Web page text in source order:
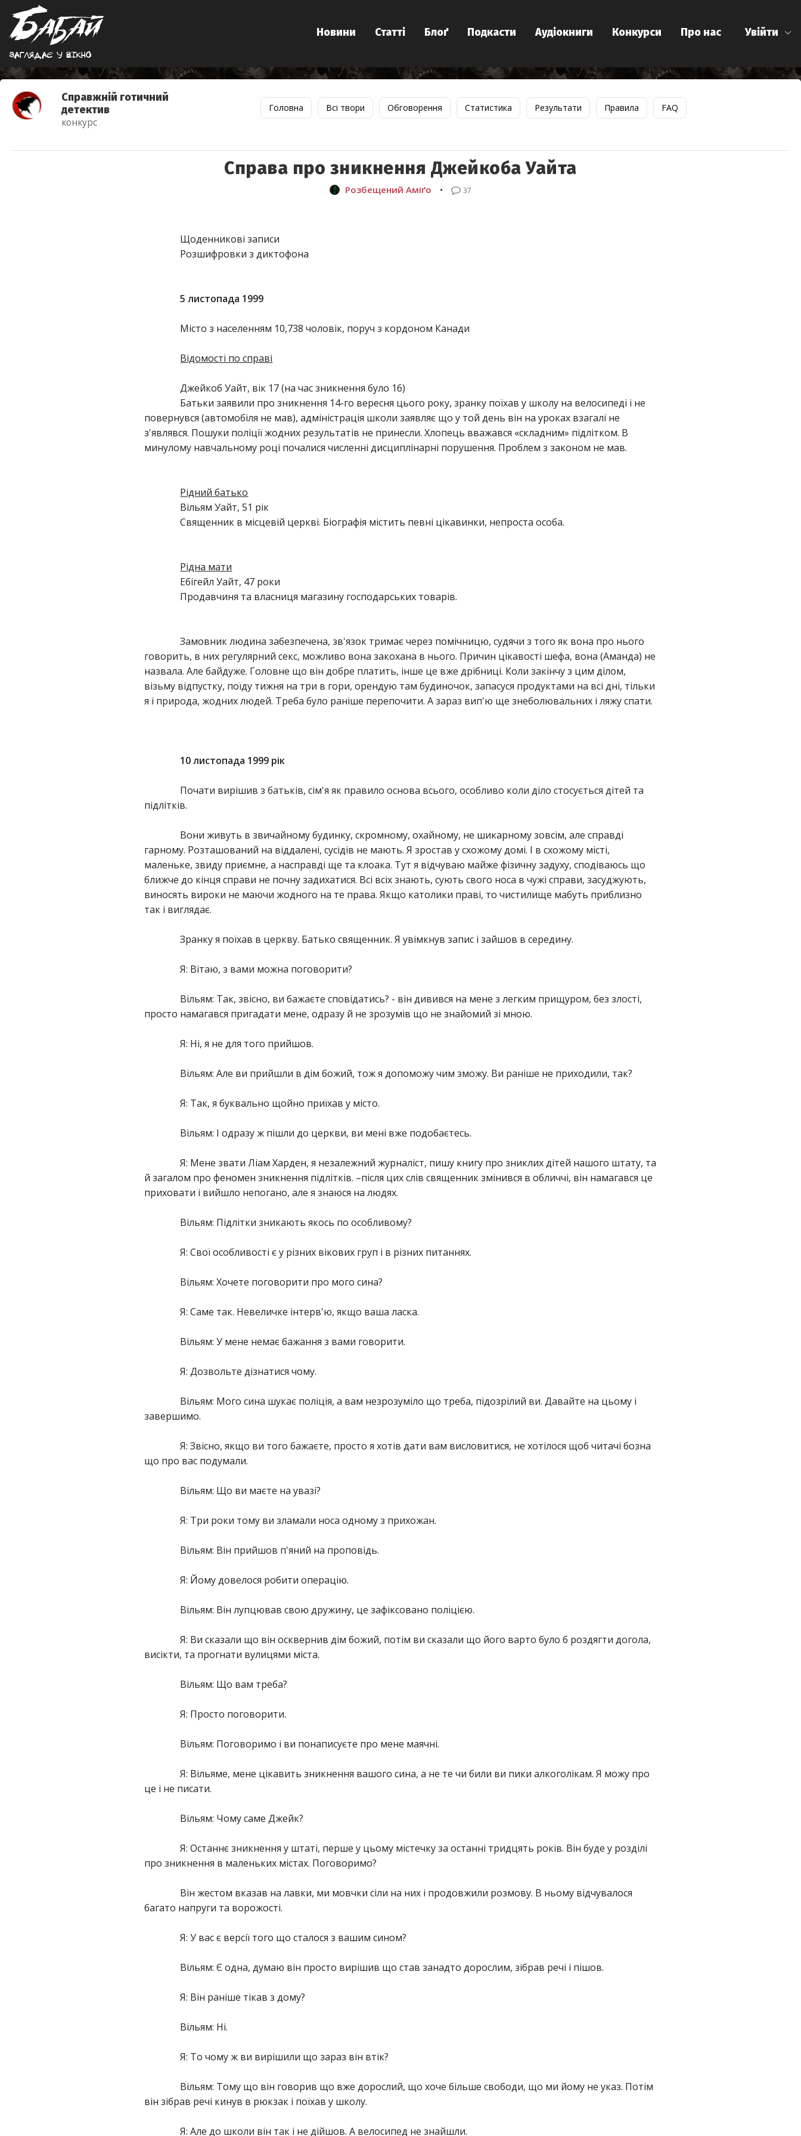
Заглядає у вiкно
Увійти
Новини Статті Блоґ Подкасти Аудіокниги Конкурси Про нас
Справжній готичний
детектив
конкурс
Головна Всі твори Обговорення Статистика Результати Правила FAQ
Справа про зникнення Джейкоба Уайта
Розбещений Аміґо • 37
Щоденникові записи
Розшифровки з диктофона
5 листопада 1999
Місто з населенням 10,738 чоловік, поруч з кордоном Канади
Відомості по справі
Джейкоб Уайт, вік 17 (на час зникнення було 16)
Батьки заявили про зникнення 14-го вересня цього року, зранку поїхав у школу на велосипеді і не
повернувся (автомобіля не мав), адміністрація школи заявляє що у той день він на уроках взагалі не
з'являвся. Пошуки поліції жодних результатів не принесли. Хлопець вважався «складним» підлітком. В
минулому навчальному році почалися численні дисциплінарні порушення. Проблем з законом не мав.
Рідний батько
Вільям Уайт, 51 рік
Священник в місцевій церкві. Біографія містить певні цікавинки, непроста особа.
Рідна мати
Ебігейл Уайт, 47 роки
Продавчиня та власниця магазину господарських товарів.
Замовник людина забезпечена, зв'язок тримає через помічницю, судячи з того як вона про нього
говорить, в них регулярний секс, можливо вона закохана в нього. Причин цікавості шефа, вона (Аманда) не
назвала. Але байдуже. Головне що він добре платить, інше це вже дрібниці. Коли закінчу з цим ділом,
візьму відпустку, поїду тижня на три в гори, орендую там будиночок, запасуся продуктами на всі дні, тільки
я і природа, жодних людей. Треба було раніше перепочити. А зараз вип'ю ще знеболювальних і ляжу спати.
10 листопада 1999 рік
Почати вирішив з батьків, сім'я як правило основа всього, особливо коли діло стосується дітей та
підлітків.
Вони живуть в звичайному будинку, скромному, охайному, не шикарному зовсім, але справді
гарному. Розташований на віддалені, сусідів не мають. Я зростав у схожому домі. І в схожому місті,
маленьке, звиду приємне, а насправді ще та клоака. Тут я відчуваю майже фізичну задуху, сподіваюсь що
ближче до кінця справи не почну задихатися. Всі всіх знають, сують свого носа в чужі справи, засуджують,
виносять вироки не маючи жодного на те права. Якщо католики праві, то чистилище мабуть приблизно
так і виглядає.
Зранку я поїхав в церкву. Батько священник. Я увімкнув запис і зайшов в середину.
Я: Вітаю, з вами можна поговорити?
Вільям: Так, звісно, ви бажаєте сповідатись? - він дивився на мене з легким прищуром, без злості,
просто намагався пригадати мене, одразу й не зрозумів що не знайомий зі мною.
Я: Ні, я не для того прийшов.
Вільям: Але ви прийшли в дім божий, тож я допоможу чим зможу. Ви раніше не приходили, так?
Я: Так, я буквально щойно приїхав у місто.
Вільям: І одразу ж пішли до церкви, ви мені вже подобаєтесь.
Я: Мене звати Ліам Харден, я незалежний журналіст, пишу книгу про зниклих дітей нашого штату, та
й загалом про феномен зникнення підлітків. –після цих слів священник змінився в обличчі, він намагався це
приховати і вийшло непогано, але я знаюся на людях.
Вільям: Підлітки зникають якось по особливому?
Я: Свої особливості є у різних вікових груп і в різних питаннях.
Вільям: Хочете поговорити про мого сина?
Я: Саме так. Невеличке інтерв'ю, якщо ваша ласка.
Вільям: У мене немає бажання з вами говорити.
Я: Дозвольте дізнатися чому.
Вільям: Мого сина шукає поліція, а вам незрозуміло що треба, підозрілий ви. Давайте на цьому і
завершимо.
Я: Звісно, якщо ви того бажаєте, просто я хотів дати вам висловитися, не хотілося щоб читачі бозна
що про вас подумали.
Вільям: Що ви маєте на увазі?
Я: Три роки тому ви зламали носа одному з прихожан.
Вільям: Він прийшов п'яний на проповідь.
Я: Йому довелося робити операцію.
Вільям: Він лупцював свою дружину, це зафіксовано поліцією.
Я: Ви сказали що він осквернив дім божий, потім ви сказали що його варто було б роздягти догола,
висікти, та прогнати вулицями міста.
Вільям: Що вам треба?
Я: Просто поговорити.
Вільям: Поговоримо і ви понаписуєте про мене маячні.
Я: Вільяме, мене цікавить зникнення вашого сина, а не те чи били ви пики алкоголікам. Я можу про
це і не писати.
Вільям: Чому саме Джейк?
Я: Останнє зникнення у штаті, перше у цьому містечку за останні тридцять років. Він буде у розділі
про зникнення в маленьких містах. Поговоримо?
Він жестом вказав на лавки, ми мовчки сіли на них і продовжили розмову. В ньому відчувалося
багато напруги та ворожості.
Я: У вас є версії того що сталося з вашим сином?
Вільям: Є одна, думаю він просто вирішив що став занадто дорослим, зібрав речі і пішов.
Я: Він раніше тікав з дому?
Вільям: Ні.
Я: То чому ж ви вирішили що зараз він втік?
Вільям: Тому що він говорив що вже дорослий, що хоче більше свободи, що ми йому не указ. Потім
він зібрав речі кинув в рюкзак і поїхав у школу.
Я: Але до школи він так і не дійшов. А велосипед не знайшли.